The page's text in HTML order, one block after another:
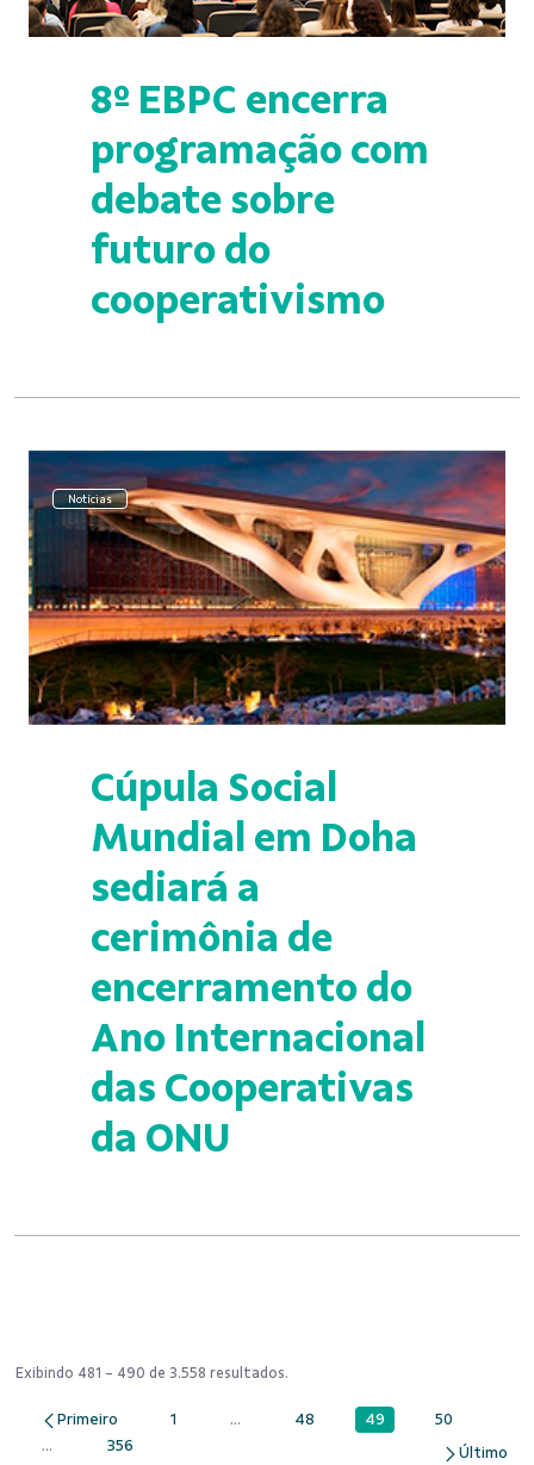
8º EBPC encerra
programação com
debate sobre
futuro do
cooperativismo
Notícias
Cúpula Social
Mundial em Doha
sediará a
cerimônia de
encerramento do
Ano Internacional
das Cooperativas
da ONU
Exibindo 481 - 490 de 3.558 resultados.
Página
1 ...Páginas intermediárias Usar ABA para
Página
48 Página
49 Página
50
...Páginas intermediárias Usar ABA para navegar.
Página
356